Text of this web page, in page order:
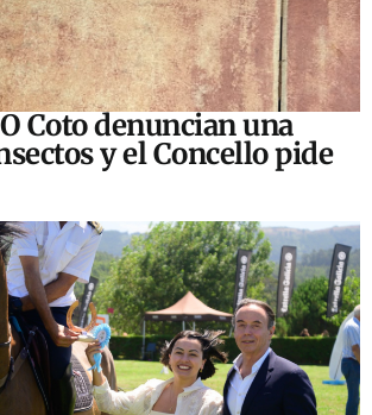
Coto denuncian una
y el Concello pide